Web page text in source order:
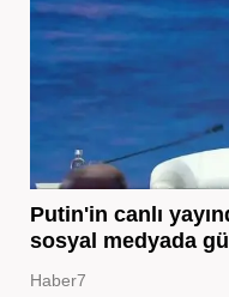
Putin'in canlı
sosyal medyada
Haber7